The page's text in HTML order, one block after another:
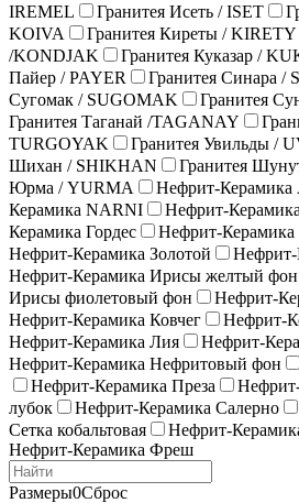
IREMEL
Гранитея Исеть / ISET
KOIVA
Гранитея Киреты / KIRETY
/KONDJAK
Гранитея Куказар /
Пайер / PAYER
Гранитея Синара /
Сугомак / SUGOMAK
Гранитея
Гранитея Таганай /TAGANAY
TURGOYAK
Гранитея Увильды /
Шихан / SHIKHAN
Гранитея
Юрма / YURMA
Нефрит-Керамика
Керамика NARNI
Нефрит-
Керамика Гордес
Нефрит-Керамика
Нефрит-Керамика Золотой
Нефрит-Керамика Ирисы желтый фон
Ирисы фиолетовый фон
Нефрит-
Нефрит-Керамика Ковчег
Нефрит-
Нефрит-Керамика Лия
Нефрит-
Нефрит-Керамика Нефритовый фон
Нефрит-Керамика Преза
лубок
Нефрит-Керамика Салерно
Сетка кобальтовая
Нефрит-
Нефрит-Керамика Фреш
Размеры0Сброс